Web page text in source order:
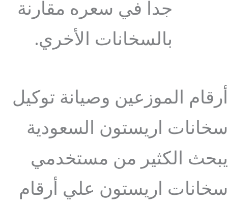
جدا في سعره مقارنة
بالسخانات الأخري.
أرقام الموزعين وصيانة توكيل
سخانات اريستون السعودية
يبحث الكثير من مستخدمي
سخانات اريستون علي أرقام